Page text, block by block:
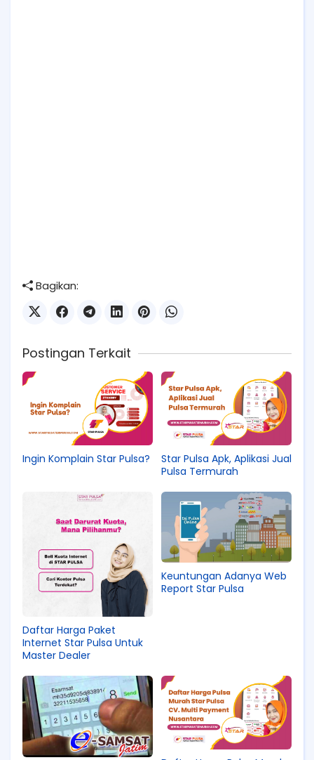
Bagikan:
Postingan Terkait
Ingin Komplain Star Pulsa?
Star Pulsa Apk, Aplikasi Jual
Pulsa Termurah
Daftar Harga Paket
Internet Star Pulsa Untuk
Master Dealer
Keuntungan Adanya Web
Report Star Pulsa